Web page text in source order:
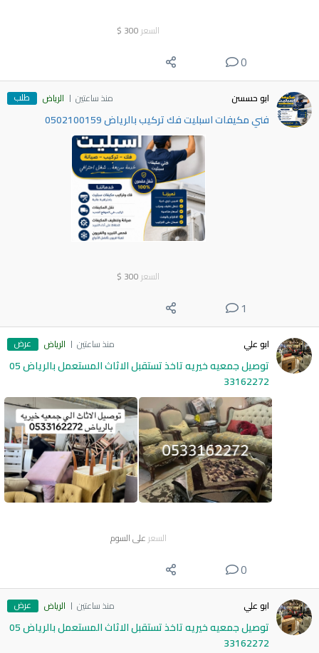
السعر 300
$
0
ابو حسسن منذ ساعتين الرياض طلب
فني مكيفات اسبليت فك تركيب بالرياض 0502100159
السعر 300
$
1
ابو علي منذ ساعتين الرياض عرض
توصيل جمعيه خيريه تاخذ تستقبل الاثاث المستعمل بالرياض 05
33162272
السعر على السوم
0
ابو علي منذ ساعتين الرياض عرض
توصيل جمعيه خيريه تاخذ تستقبل الاثاث المستعمل بالرياض 05
33162272